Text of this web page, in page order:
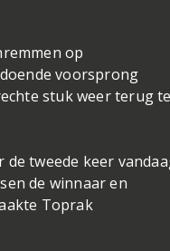
op
voorsprong
stuk weer terug te
tweede keer
de winnaar en
Toprak